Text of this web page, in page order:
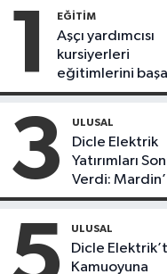
1 EĞİTİM
Aşçı yardımcısı
kursiyerleri
eğitimlerini
ile tamamladı
3 ULUSAL
Dicle Elektrik
Yatırımları
Verdi: Mardin’de
Kayıp Kaçak
Düşüş
ULUSAL
Dicle
Kamuoyuna